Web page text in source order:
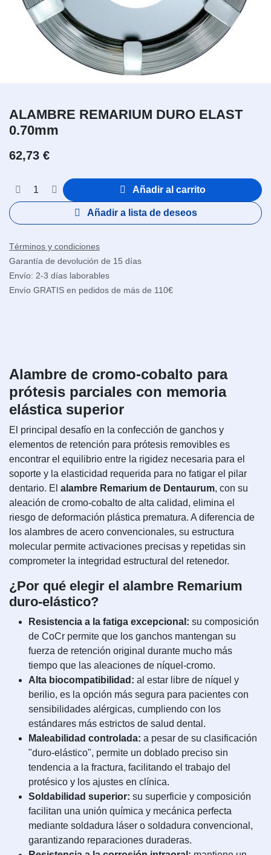
ALAMBRE REMARIUM DURO ELAST
0.70mm
62,73 €
Añadir al carrito
Añadir a lista de deseos
Términos y condiciones
Garantía de devolución de 15 días
Envío: 2-3 días laborables
Envío GRATIS en pedidos de más de 110€
Alambre de cromo-cobalto para
prótesis parciales con memoria
elástica superior
El principal desafío en la confección de ganchos y
elementos de retención para prótesis removibles es
encontrar el equilibrio entre la rigidez necesaria para el
soporte y la elasticidad requerida para no fatigar el pilar
dentario. El alambre Remarium de Dentaurum, con su
aleación de cromo-cobalto de alta calidad, elimina el
riesgo de deformación plástica prematura. A diferencia de
los alambres de acero convencionales, su estructura
molecular permite activaciones precisas y repetidas sin
comprometer la integridad estructural del retenedor.
¿Por qué elegir el alambre Remarium
duro-elástico?
Resistencia a la fatiga excepcional: su composición
de CoCr permite que los ganchos mantengan su
fuerza de retención original durante mucho más
tiempo que las aleaciones de níquel-cromo.
Alta biocompatibilidad: al estar libre de níquel y
berilio, es la opción más segura para pacientes con
sensibilidades alérgicas, cumpliendo con los
estándares más estrictos de salud dental.
Maleabilidad controlada: a pesar de su clasificación
"duro-elástico", permite un doblado preciso sin
tendencia a la fractura, facilitando el trabajo del
protésico y los ajustes en clínica.
Soldabilidad superior: su superficie y composición
facilitan una unión química y mecánica perfecta
mediante soldadura láser o soldadura convencional,
garantizando reparaciones duraderas.